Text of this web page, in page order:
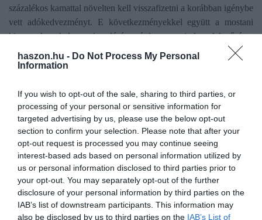
haszon.hu - Do Not Process My Personal
Information
If you wish to opt-out of the sale, sharing to third parties, or
processing of your personal or sensitive information for
targeted advertising by us, please use the below opt-out
section to confirm your selection. Please note that after your
opt-out request is processed you may continue seeing
interest-based ads based on personal information utilized by
us or personal information disclosed to third parties prior to
your opt-out. You may separately opt-out of the further
disclosure of your personal information by third parties on the
IAB’s list of downstream participants. This information may
also be disclosed by us to third parties on the IAB’s List of
százalékos kamattal növelten kell visszafizetni a korábban igénybe
vett adókedvezményt. E következményekkel együtt a mostani
bizonytalan helyzet kezelésére érdemes minden lehetőséget
elemezni és a szerződés adta keretek közt dönteni a biztosítási
szerződés sorsáról.
A Novis Biztosító Magyarországon határon átnyúló
életbiztosítóként tevékenykedik, azonban immár közel öt éve nem
köthet új biztosítási szerződéseket itthon. A közjó védelmére uniós
jogosítvánnyal rendelkező MNB korábbi határozott lépései
(termékei értékesítésének megtiltása) ugyanis megakadályozták a
társaság hazai ügyfélkörének további növekedését. Az MNB a
továbbiakban is tájékoztatja majd az érintett magyarországi
ügyfeleket a szlovák felektől tudomására jutó információkról.
(Forrás: MNB)